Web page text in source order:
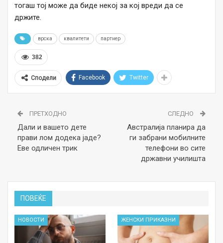
тогаш тој може да биде некој за кој вреди да се
држите.
врска квалитети партнер
382
Сподели Facebook Twitter
ПРЕТХОДНО
Дали и вашето дете
прави лом додека јаде?
Еве одличен трик
СЛЕДНО
Австралија планира да
ги забрани мобилните
телефони во сите
државни училишта
ПОВЕЌЕ
НОВОСТИ ЖЕНСКИ ПРИКАЗНИ